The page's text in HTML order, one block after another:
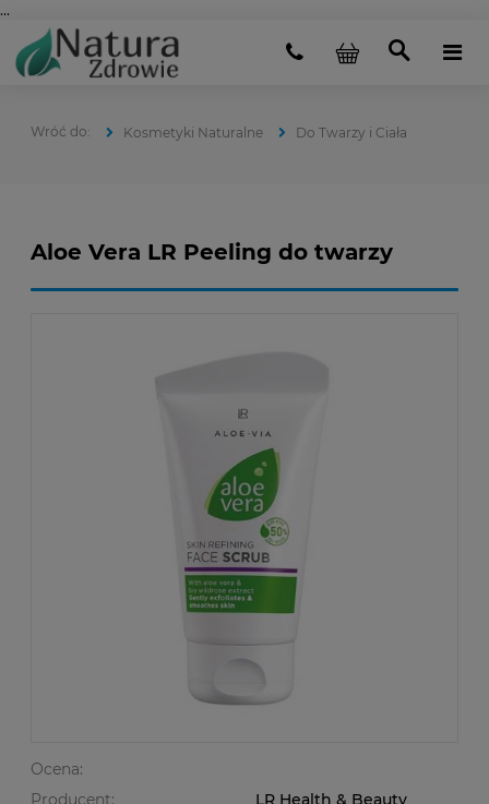
...
Kosmetyki Naturalne Do Twarzy i Ciała
Aloe Vera LR Peeling do twarzy
Ocena:
Producent:
LR Health & Beauty